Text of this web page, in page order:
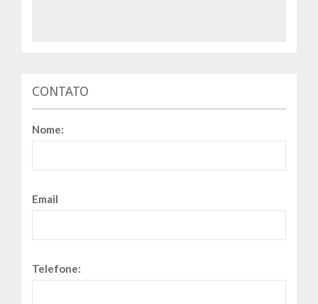
CONTATO
Nome:
Email
Telefone: